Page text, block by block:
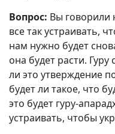
Вопрос: Вы говорили
все так устраивать,
нам нужно будет
она будет расти.
ли это утверждение
будет ли такое, что
это будет гуру-
устраивать, чтобы